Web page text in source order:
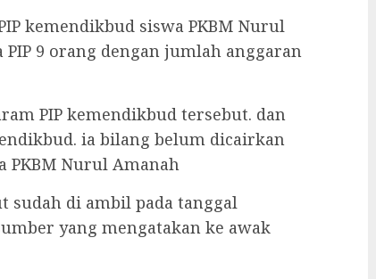
kemendikbud siswa PKBM Nurul
9 orang dengan jumlah anggaran
PIP kemendikbud tersebut. dan
ia bilang belum dicairkan
PKBM Nurul Amanah
sudah di ambil pada tanggal
yang mengatakan ke awak